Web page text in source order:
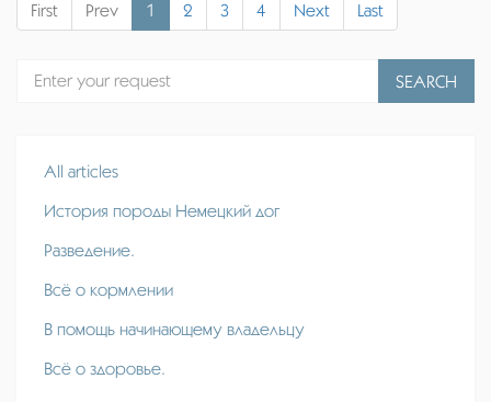
First Prev 1 2 3 4 Next Last
SEARCH
All articles
История породы Немецкий дог
Разведение.
Всё о кормлении
В помощь начинающему владельцу
Всё о здоровье.